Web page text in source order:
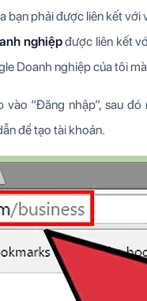
phải được liên kết
nghiệpđược liên kết
Doanh nghiệp của tôi
“Đăng nhập”, sau
để tạo tài khoản.